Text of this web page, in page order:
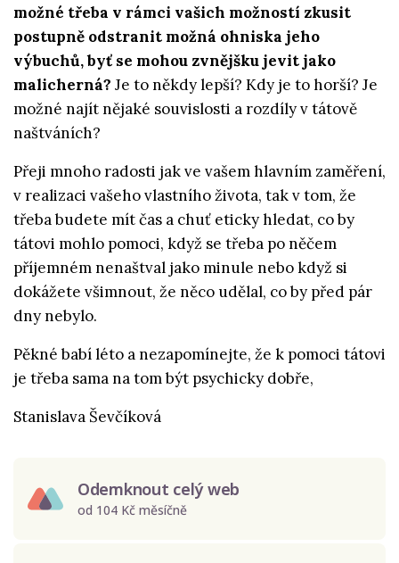
možné třeba v rámci vašich možností zkusit
postupně odstranit možná ohniska jeho
výbuchů, byť se mohou zvnějšku jevit jako
malicherná? Je to někdy lepší? Kdy je to horší? Je
možné najít nějaké souvislosti a rozdíly v tátově
naštváních?
Přeji mnoho radosti jak ve vašem hlavním zaměření,
v realizaci vašeho vlastního života, tak v tom, že
třeba budete mít čas a chuť eticky hledat, co by
tátovi mohlo pomoci, když se třeba po něčem
příjemném nenaštval jako minule nebo když si
dokážete všimnout, že něco udělal, co by před pár
dny nebylo.
Pěkné babí léto a nezapomínejte, že k pomoci tátovi
je třeba sama na tom být psychicky dobře,
Stanislava Ševčíková
Odemknout celý web
od 104 Kč měsíčně